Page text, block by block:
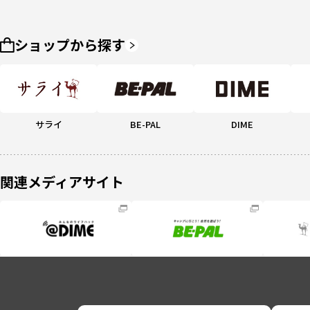
ショップから探す
サライ BE-PAL DIME
関連メディアサイト